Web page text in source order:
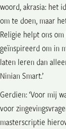
woord, akrasia: het
om te doen, maar
Religie helpt ons
geïnspireerd om in
laten leren dan
Ninian Smart.’
Gerdien: ‘Voor mij
voor
masterscriptie